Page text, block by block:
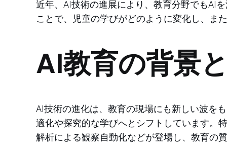
近年、AI技術の進展により、教育分野でもAI
ことで、児童の学びがどのように変化し、ま
AI教育の背景
AI技術の進化は、教育の現場にも新しい波を
適化や探究的な学びへとシフトしています。
解析による観察自動化などが登場し、教育の